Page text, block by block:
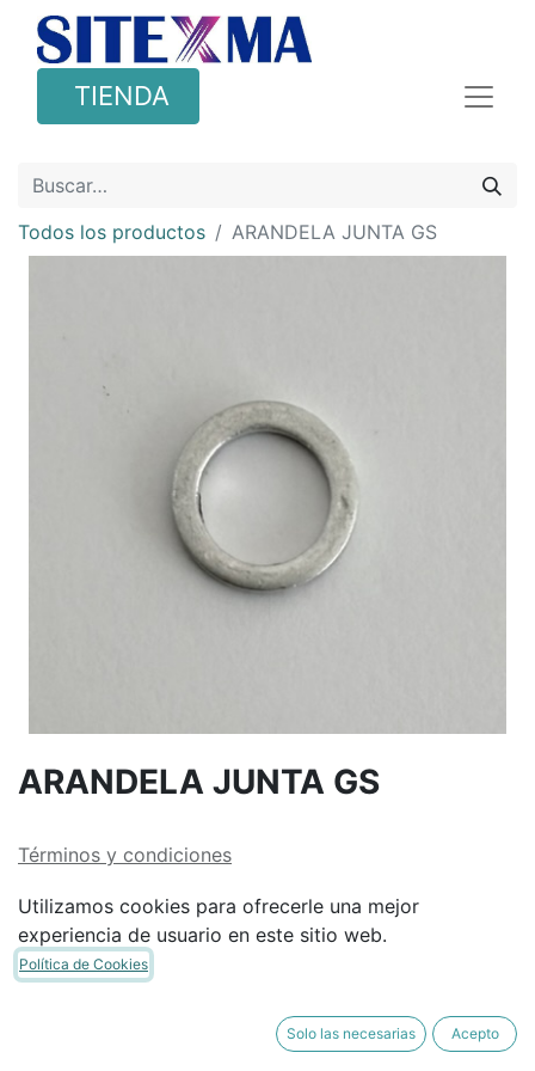
TIENDA
Todos los productos ARANDELA JUNTA GS
ARANDELA JUNTA GS
Términos y condiciones
Envío: 2-3 días laborales
Utilizamos cookies para ofrecerle una mejor
experiencia de usuario en este sitio web.
Política de Cookies
Solo las necesarias Acepto